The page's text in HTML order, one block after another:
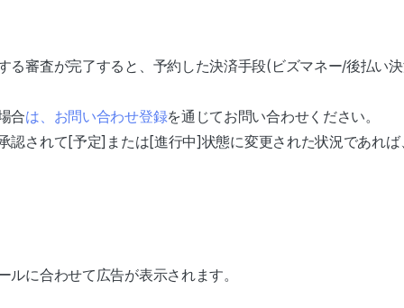
る審査が完了すると、予約した決済手段(ビズマネー/後払い
合は、お問い合わせ登録を通じてお問い合わせください。
認されて[予定]または[進行中]状態に変更された状況であれ
ルに合わせて広告が表示されます。